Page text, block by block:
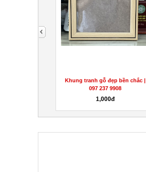
Khung tranh gỗ đẹp bền chắc |
097 237 9908
1,000đ
next